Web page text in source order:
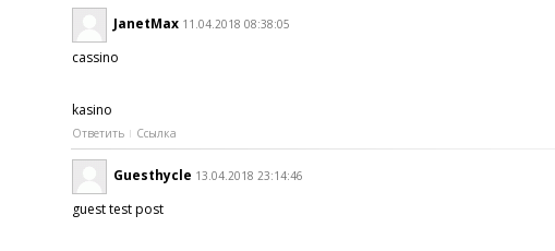
JanetMax 11.04.2018 08:38:05
cassino
kasino
Ответить Ссылка
Guesthycle 13.04.2018 23:14:46
guest test post